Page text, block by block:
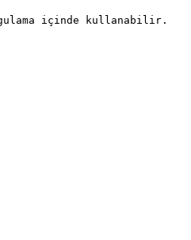
içinde kullanabilir.